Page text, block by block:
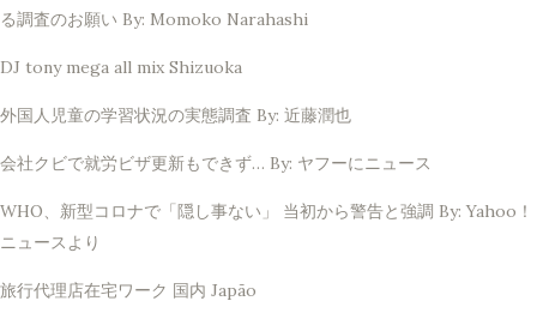
る調査のお願い By: Momoko Narahashi
DJ tony mega all mix Shizuoka
外国人児童の学習状況の実態調査 By: 近藤潤也
会社クビで就労ビザ更新もできず… By: ヤフーにニュース
WHO、新型コロナで「隠し事ない」 当初から警告と強調 By: Yahoo！
ニュースより
旅行代理店在宅ワーク 国内 Japão